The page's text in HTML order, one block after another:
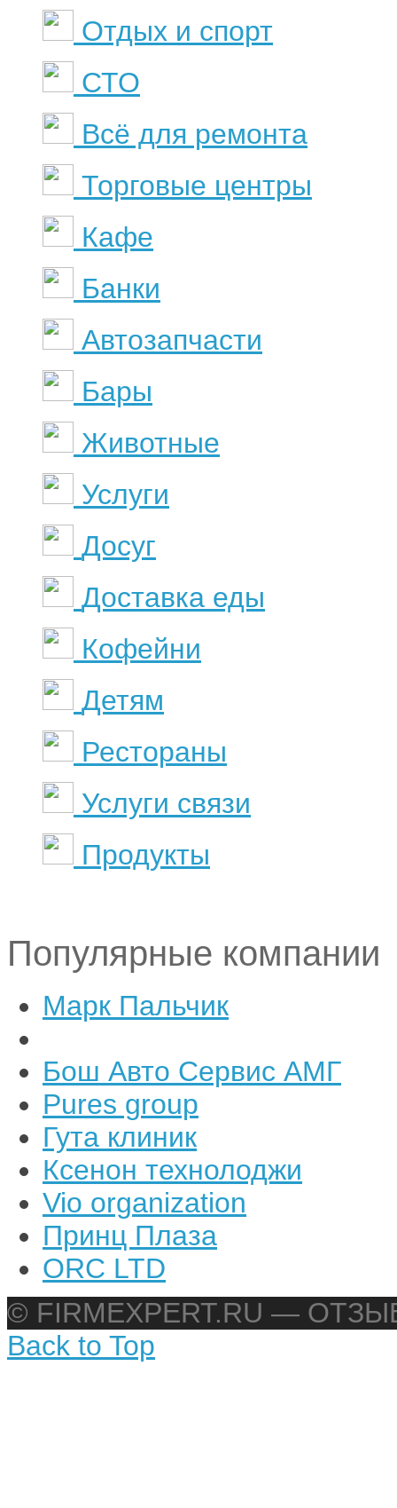
Отдых и спорт
СТО
Всё для ремонта
Торговые центры
Кафе
Банки
Автозапчасти
Бары
Животные
Услуги
Досуг
Доставка еды
Кофейни
Детям
Рестораны
Услуги связи
Продукты
Популярные компании
Марк Пальчик
Бош Авто Сервис АМГ
Pures group
Гута клиник
Ксенон технолоджи
Vio organization
Принц Плаза
ORC LTD
© FIRMEXPERT.RU —
Back to Top